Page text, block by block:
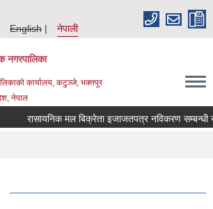
English
नेपाली
नगरपालिका
कार्यालय, कटुञ्जे, भक्तपुर
नेपाल
रासायनिक मल बिक्रेता इजाजतपत्र नविकरण सम्बन्धी